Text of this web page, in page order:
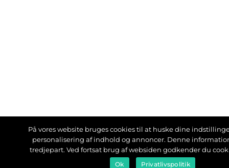
På vores website bruges cookies til at huske dine
personalisering af indhold og annoncer. Denne
tredjepart. Ved fortsat brug af websiden godkender du
Ok Privatlivspolitik